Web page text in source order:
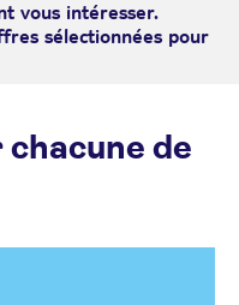
vous intéresser.
sélectionnées pour
de